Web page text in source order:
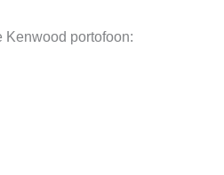
Kenwood portofoon: